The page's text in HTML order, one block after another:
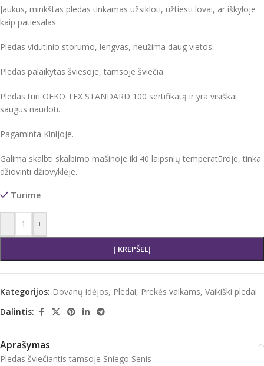
Jaukus, minkštas pledas tinkamas užsikloti, užtiesti lovai, ar iškyloje
kaip patiesalas.
Pledas vidutinio storumo, lengvas, neužima daug vietos.
Pledas palaikytas šviesoje, tamsoje šviečia.
Pledas turi OEKO TEX STANDARD 100 sertifikatą ir yra visiškai
saugus naudoti.
Pagaminta Kinijoje.
Galima skalbti skalbimo mašinoje iki 40 laipsnių temperatūroje, tinka
džiovinti džiovyklėje.
Turime
- +
Į KREPŠELĮ
Kategorijos: Dovanų idėjos, Pledai, Prekės vaikams, Vaikiški pledai
Dalintis:
Aprašymas
Pledas šviečiantis tamsoje Sniego Senis